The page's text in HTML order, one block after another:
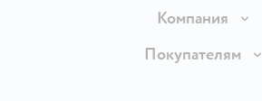
Доставка и оплата
Правила продажи
Компания
Вакансии
Покупателям